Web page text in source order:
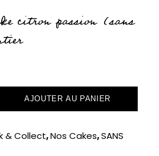
citron passion (sans
AJOUTER AU PANIER
& Collect, Nos Cakes, SANS